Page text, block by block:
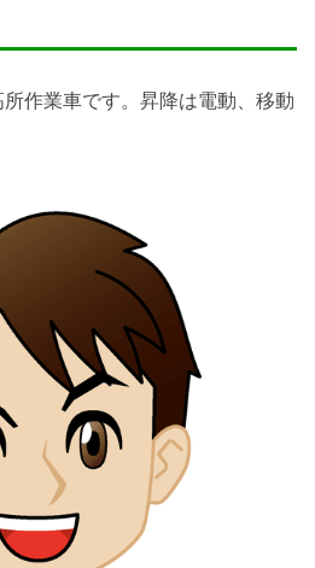
作業車です。昇降は電動、移動